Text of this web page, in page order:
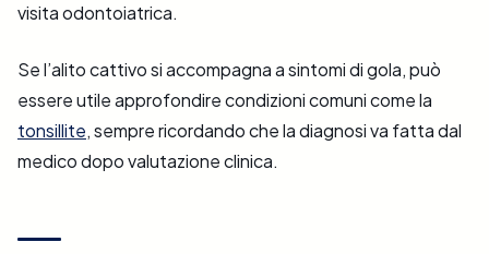
visita odontoiatrica.
Se l’alito cattivo si accompagna a sintomi di gola, può
essere utile approfondire condizioni comuni come la
tonsillite, sempre ricordando che la diagnosi va fatta dal
medico dopo valutazione clinica.